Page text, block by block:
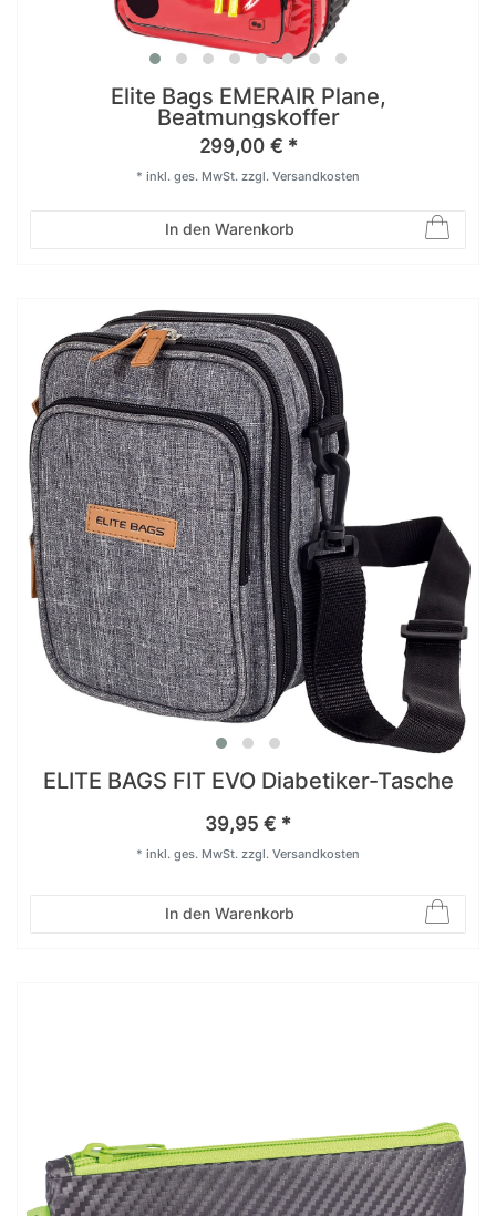
Elite Bags EMERAIR Plane,
Beatmungskoffer
299,00 € *
In den Warenkorb
* inkl. ges. MwSt. zzgl. Versandkosten
ELITE BAGS FIT EVO Diabetiker-Tasche
39,95 € *
In den Warenkorb
* inkl. ges. MwSt. zzgl. Versandkosten